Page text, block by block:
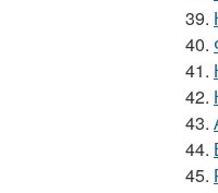
39.
40.
41.
42.
43.
44.
45.